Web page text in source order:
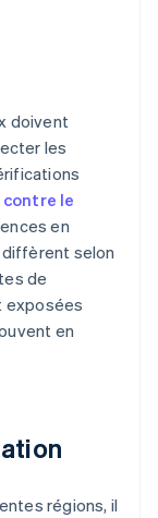
doivent
les
le
en
selon
de
exposées
en
régions, il